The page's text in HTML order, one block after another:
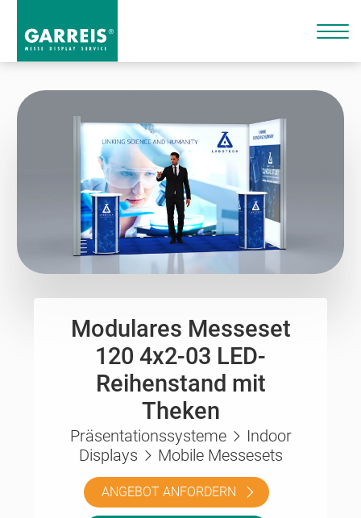
Modulares Messeset
120 4x2-03 LED-
Reihenstand mit
Theken
Präsentationssysteme
Indoor
Displays
Mobile Messesets
ANGEBOT ANFORDERN